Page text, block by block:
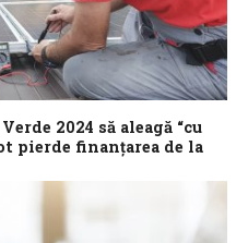
2024 să aleagă “cu
pierde finanțarea de la
în cel mult 12
să aleagă cu mare atenție